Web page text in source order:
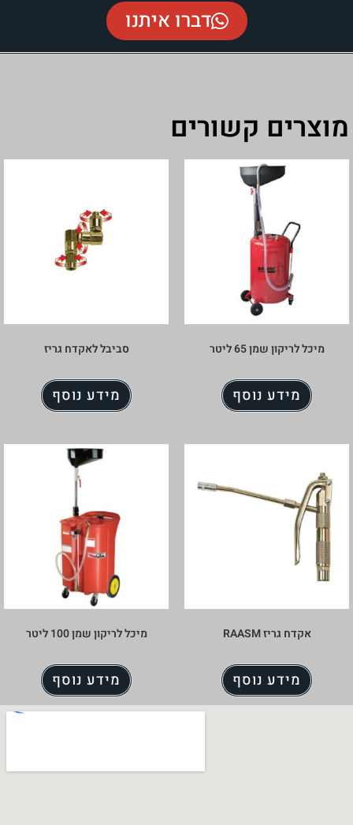
דברו איתנו
מוצרים קשורים
מיכל לריקון שמן 65 ליטר
מידע נוסף
סביבל לאקדח גריז
מידע נוסף
אקדח גריז RAASM
מידע נוסף
מיכל לריקון שמן 100 ליטר
מידע נוסף